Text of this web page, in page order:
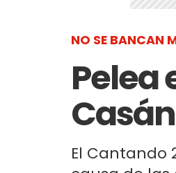
NO SE BANCAN
Pelea
El Cantando